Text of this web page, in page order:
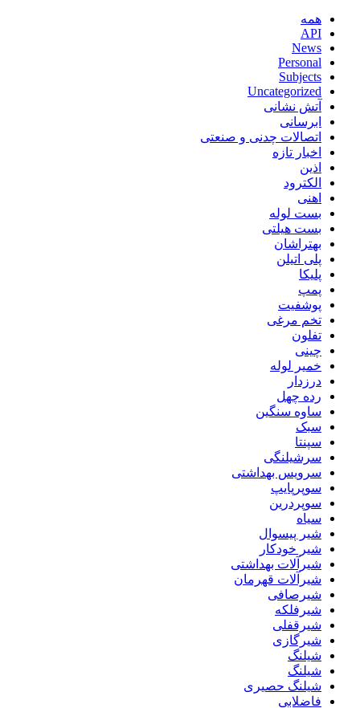
همه
API
News
Personal
Subjects
Uncategorized
آتش نشانی
ابرسانی
اتصالات چدنی و صنعتی
اخبار تازه
اذین
الکترود
اهنی
بست لوله
بست هیلتی
بهتراشان
پلی اتیلن
پلیکا
پمپ
پوشفیت
تخم مرغی
تفلون
چینی
خمیر لوله
درزدار
رده چهل
ساوه سنگین
سبک
سپنتا
سرشیلنگی
سرویس بهداشتی
سوپرپایپ
سوپردرین
سیاه
شیر پیسوال
شیر خودکار
شیرآلات بهداشتی
شیرآلات قهرمان
شیرصافی
شیرفلکه
شیرقفلی
شیرگازی
شیلنگ
شیلنگ
شیلنگ حصیری
فاضلابی